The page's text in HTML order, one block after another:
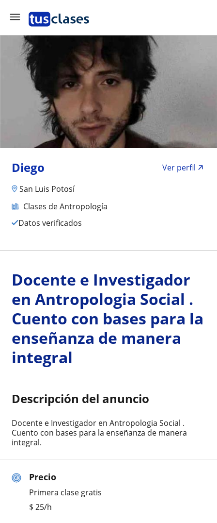
Diego
Ver perfil
San Luis Potosí
Clases de Antropología
Datos verificados
Precio
Primera clase gratis
$ 25/h
Docente e Investigador
en Antropologia Social .
Cuento con bases para la
enseñanza de manera
integral
Descripción del anuncio
Docente e Investigador en Antropologia Social .
Cuento con bases para la enseñanza de manera
integral.